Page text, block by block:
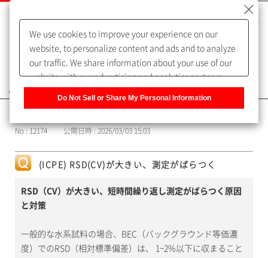
よくあるご質問（FAQ）
No : 12174 公開日時 : 2026/03/03 15:03
(ICPE) RSD(CV)が大きい、測定がばらつく
RSD（CV）が大きい、短時間繰り返し測定がばらつく原因
と対策
一般的な水系試料の場合、BEC（バックグラウンド等価濃
度）でのRSD（相対標準偏差）は、 1~2%以下に収まること
We use cookies to improve your experience on our
website, to personalize content and ads and to analyze
our traffic. We share information about your use of our
website with our advertising and analytics partners,
of our sharing information about you with our partners.
Information] to customize your cookie settings on our
Do Not Sell or Share My Personal Information